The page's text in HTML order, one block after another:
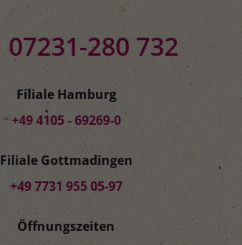
07231-280 732
Filiale Hamburg
+49 4105 - 69269-0
Filiale Gottmadingen
+49 7731 955 05-97
Öffnungszeiten